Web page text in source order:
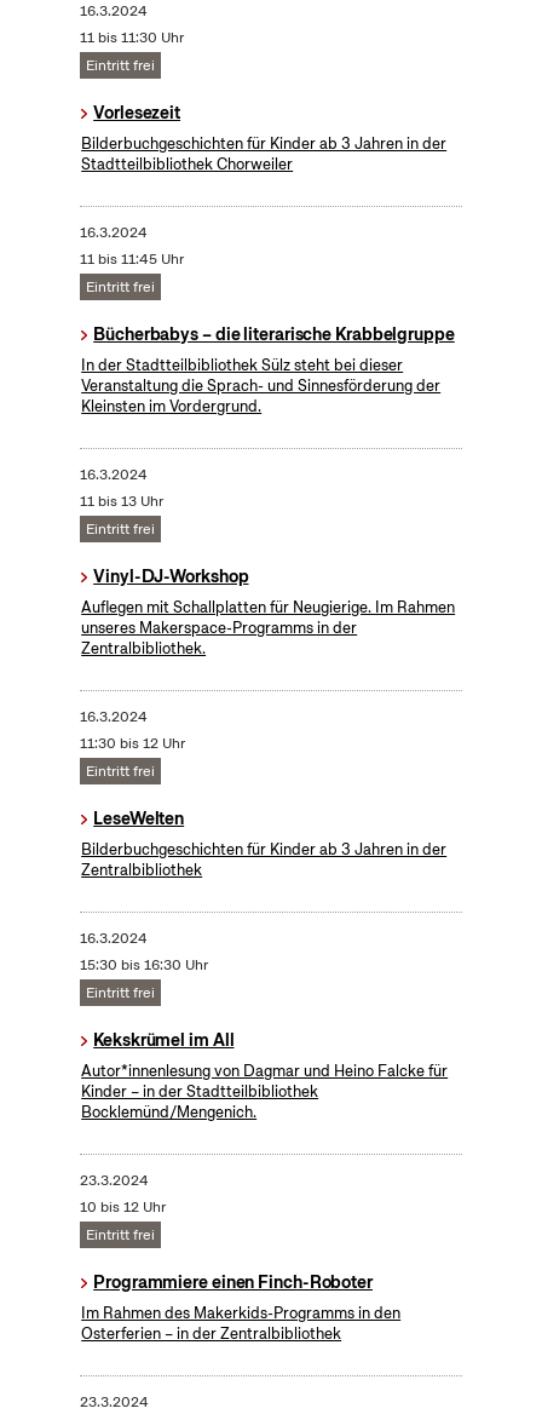
16.3.2024
11 bis 11:30 Uhr
Eintritt frei
Vorlesezeit
Bilderbuchgeschichten für Kinder ab 3 Jahren in der
Stadtteilbibliothek Chorweiler
16.3.2024
11 bis 11:45 Uhr
Eintritt frei
Bücherbabys – die literarische Krabbelgruppe
In der Stadtteilbibliothek Sülz steht bei dieser
Veranstaltung die Sprach- und Sinnesförderung der
Kleinsten im Vordergrund.
16.3.2024
11 bis 13 Uhr
Eintritt frei
Vinyl-DJ-Workshop
Auflegen mit Schallplatten für Neugierige. Im Rahmen
unseres Makerspace-Programms in der
Zentralbibliothek.
16.3.2024
11:30 bis 12 Uhr
Eintritt frei
LeseWelten
Bilderbuchgeschichten für Kinder ab 3 Jahren in der
Zentralbibliothek
16.3.2024
15:30 bis 16:30 Uhr
Eintritt frei
Kekskrümel im All
Autor*innenlesung von Dagmar und Heino Falcke für
Kinder – in der Stadtteilbibliothek
Bocklemünd/Mengenich.
23.3.2024
10 bis 12 Uhr
Eintritt frei
Programmiere einen Finch-Roboter
Im Rahmen des Makerkids-Programms in den
Osterferien – in der Zentralbibliothek
23.3.2024